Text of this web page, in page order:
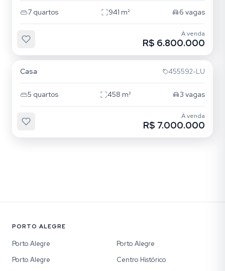
7 quartos 941 m² 6 vagas
À venda
R$ 6.800.000
Casa 455592-LU
5 quartos 458 m² 3 vagas
À venda
R$ 7.000.000
PORTO ALEGRE
Porto Alegre
Porto Alegre
Porto Alegre
Centro Histórico